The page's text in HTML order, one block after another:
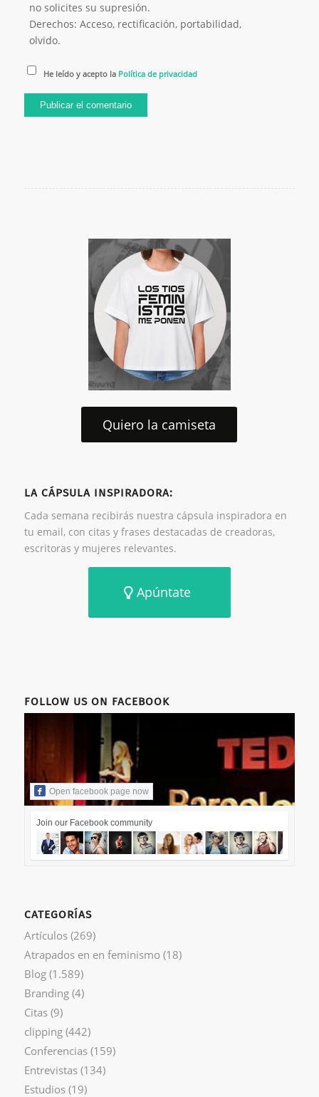
no solicites su supresión.
Derechos: Acceso, rectificación, portabilidad,
olvido.
He leído y acepto la Política de privacidad
Quiero la camiseta
LA CÁPSULA INSPIRADORA:
Cada semana recibirás nuestra cápsula inspiradora en
tu email, con citas y frases destacadas de creadoras,
escritoras y mujeres relevantes.
Apúntate
FOLLOW US ON FACEBOOK
Open facebook page now
Join our Facebook community
CATEGORÍAS
Artículos(269)
Atrapados en en feminismo (18)
Blog(1.589)
Branding(4)
Citas(9)
clipping(442)
Conferencias(159)
Entrevistas(134)
Estudios(19)